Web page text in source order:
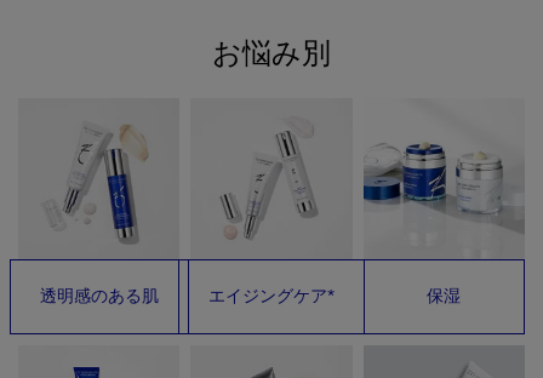
お悩み別
透明感のある肌 エイジングケア* 保湿